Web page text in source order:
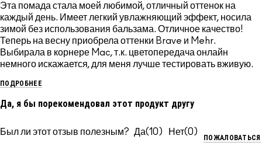
Эта помада стала моей любимой, отличный оттенок на
каждый день. Имеет легкий увлажняющий эффект, носила
зимой без использования бальзама. Отличное качество!
Теперь на весну приобрела оттенки Brave и Mehr.
Выбирала в корнере Mac, т.к. цветопередача онлайн
немного искажается, для меня лучше тестировать вживую.
ПОДРОБНЕЕ
Да, я бы порекомендовал этот продукт другу
Был ли этот отзыв полезным? 10 0
ПОЖАЛОВАТЬСЯ